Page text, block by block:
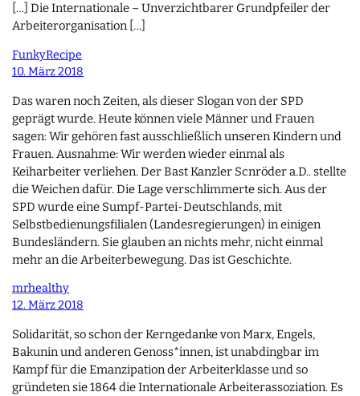
[…] Die Internationale – Unverzichtbarer Grundpfeiler der
Arbeiterorganisation […]
FunkyRecipe
10. März 2018
Das waren noch Zeiten, als dieser Slogan von der SPD
geprägt wurde. Heute können viele Männer und Frauen
sagen: Wir gehören fast ausschließlich unseren Kindern und
Frauen. Ausnahme: Wir werden wieder einmal als
Keiharbeiter verliehen. Der Bast Kanzler Scnröder a.D.. stellte
die Weichen dafür. Die Lage verschlimmerte sich. Aus der
SPD wurde eine Sumpf-Partei-Deutschlands, mit
Selbstbedienungsfilialen (Landesregierungen) in einigen
Bundesländern. Sie glauben an nichts mehr, nicht einmal
mehr an die Arbeiterbewegung. Das ist Geschichte.
mrhealthy
12. März 2018
Solidarität, so schon der Kerngedanke von Marx, Engels,
Bakunin und anderen Genoss*innen, ist unabdingbar im
Kampf für die Emanzipation der Arbeiterklasse und so
gründeten sie 1864 die Internationale Arbeiterassoziation. Es